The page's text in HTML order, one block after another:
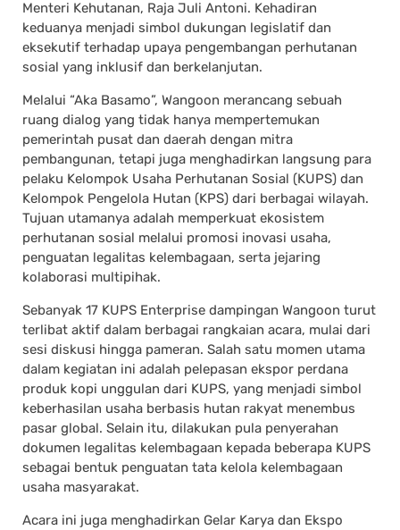
Menteri Kehutanan, Raja Juli Antoni. Kehadiran
keduanya menjadi simbol dukungan legislatif dan
eksekutif terhadap upaya pengembangan perhutanan
sosial yang inklusif dan berkelanjutan.
Melalui “Aka Basamo”, Wangoon merancang sebuah
ruang dialog yang tidak hanya mempertemukan
pemerintah pusat dan daerah dengan mitra
pembangunan, tetapi juga menghadirkan langsung para
pelaku Kelompok Usaha Perhutanan Sosial (KUPS) dan
Kelompok Pengelola Hutan (KPS) dari berbagai wilayah.
Tujuan utamanya adalah memperkuat ekosistem
perhutanan sosial melalui promosi inovasi usaha,
penguatan legalitas kelembagaan, serta jejaring
kolaborasi multipihak.
Sebanyak 17 KUPS Enterprise dampingan Wangoon turut
terlibat aktif dalam berbagai rangkaian acara, mulai dari
sesi diskusi hingga pameran. Salah satu momen utama
dalam kegiatan ini adalah pelepasan ekspor perdana
produk kopi unggulan dari KUPS, yang menjadi simbol
keberhasilan usaha berbasis hutan rakyat menembus
pasar global. Selain itu, dilakukan pula penyerahan
dokumen legalitas kelembagaan kepada beberapa KUPS
sebagai bentuk penguatan tata kelola kelembagaan
usaha masyarakat.
Acara ini juga menghadirkan Gelar Karya dan Ekspo